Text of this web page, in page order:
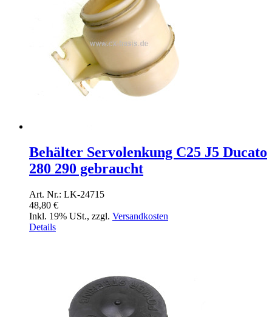
Behälter Servolenkung C25 J5 Ducato
280 290 gebraucht
Art. Nr.: LK-24715
48,80 €
Inkl. 19% USt., zzgl. Versandkosten
Details